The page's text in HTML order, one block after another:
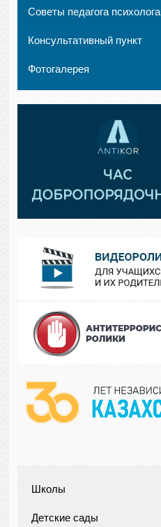
Советы педагога психолога
Консультативный пункт
Фотогалерея
Школы
Детские сады